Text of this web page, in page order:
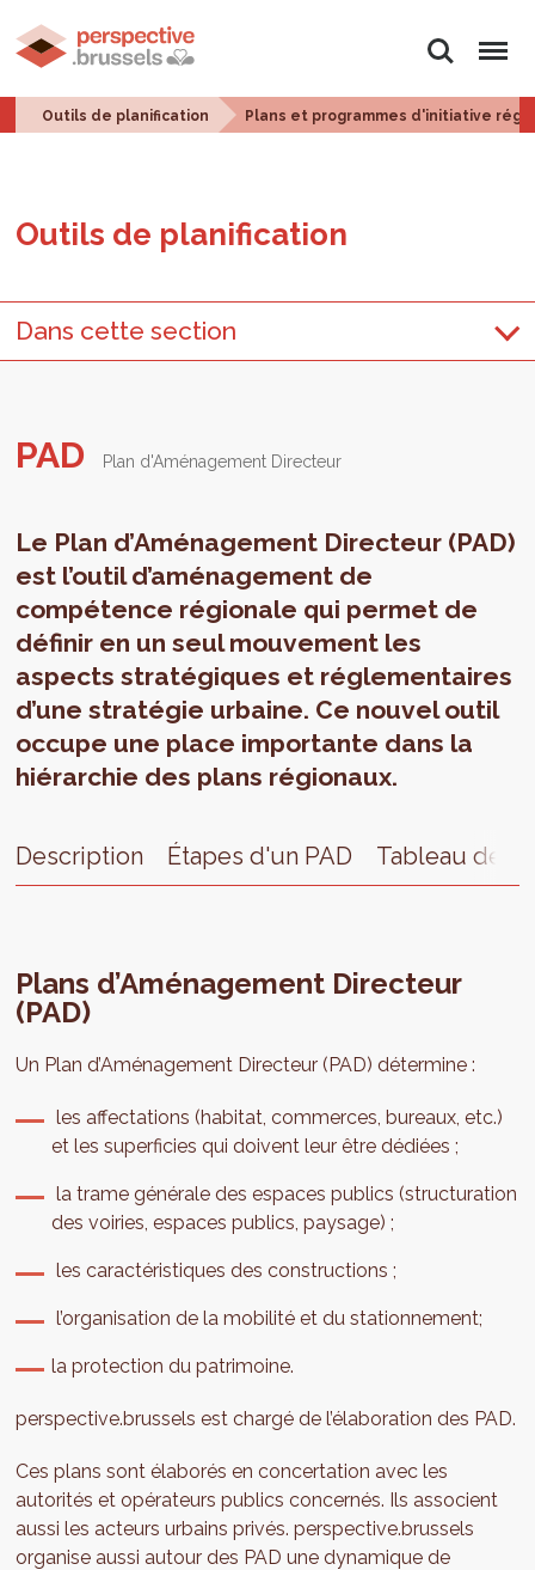
Rechercher
Menu
Outils de planification Plans et programmes d'initiative
Outils de pla­ni­fi­ca­tion
Dans cette section
PAD Plan d'Aménagement Directeur
Le Plan d’Aménagement Directeur (PAD)
est l’outil d’aménagement de
compétence régionale qui permet de
définir en un seul mouvement les
aspects stratégiques et réglementaires
d’une stratégie urbaine. Ce nouvel outil
occupe une place importante dans la
hiérarchie des plans régionaux.
Description Étapes d'un PAD Tableau de
Plans d’Aménagement Directeur
(PAD)
Un Plan d’Aménagement Directeur (PAD) détermine :
les affectations (habitat, commerces, bureaux, etc.)
et les superficies qui doivent leur être dédiées ;
la trame générale des espaces publics (structuration
des voiries, espaces publics, paysage) ;
les caractéristiques des constructions ;
l’organisation de la mobilité et du stationnement;
la protection du patrimoine.
perspective.brussels est chargé de l’élaboration des PAD.
Ces plans sont élaborés en concertation avec les
autorités et opérateurs publics concernés. Ils associent
aussi les acteurs urbains privés. perspective.brussels
organise aussi autour des PAD une dynamique de